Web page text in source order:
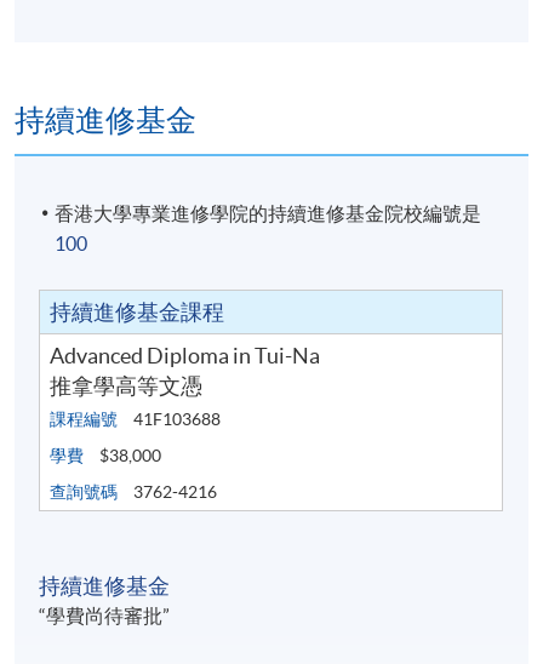
持續進修基金
香港大學專業進修學院的持續進修基金院校編號是
100
持續進修基金課程
Advanced Diploma in Tui-Na
推拿學高等文憑
課程編號
41F103688
學費
$38,000
查詢號碼
3762-4216
持續進修基金
“學費尚待審批”